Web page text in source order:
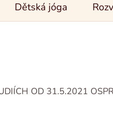
Dětská jóga
OD 31.5.2021